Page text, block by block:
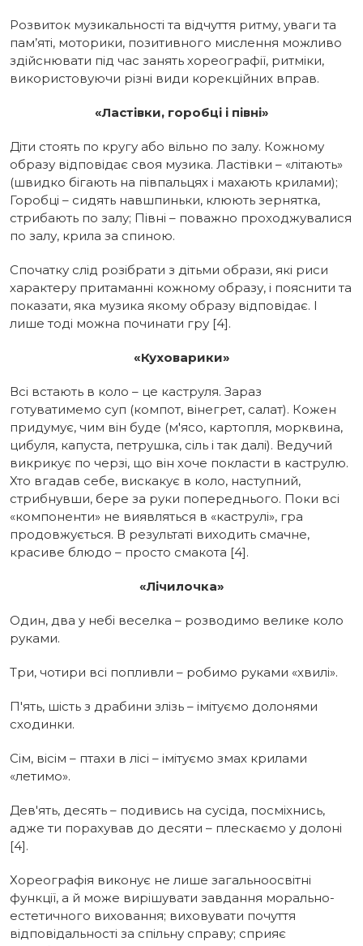
Розвиток музикальності та відчуття ритму, уваги та
пам’яті, моторики, позитивного мислення можливо
здійснювати під час занять хореографії, ритміки,
використовуючи різні види корекційних вправ.
«Ластівки, горобці і півні»
Діти стоять по кругу або вільно по залу. Кожному
образу відповідає своя музика. Ластівки – «літають»
(швидко бігають на півпальцях і махають крилами);
Горобці – сидять навшпиньки, клюють зернятка,
стрибають по залу; Півні – поважно проходжувалися
по залу, крила за спиною.
Спочатку слід розібрати з дітьми образи, які риси
характеру притаманні кожному образу, і пояснити та
показати, яка музика якому образу відповідає. І
лише тоді можна починати гру [4].
«Куховарики»
Всі встають в коло – це каструля. Зараз
готуватимемо суп (компот, вінегрет, салат). Кожен
придумує, чим він буде (м'ясо, картопля, морквина,
цибуля, капуста, петрушка, сіль і так далі). Ведучий
викрикує по черзі, що він хоче покласти в каструлю.
Хто вгадав себе, вискакує в коло, наступний,
стрибнувши, бере за руки попереднього. Поки всі
«компоненти» не виявляться в «каструлі», гра
продовжується. В результаті виходить смачне,
красиве блюдо – просто смакота [4].
«Лічилочка»
Один, два у небі веселка – розводимо велике коло
руками.
Три, чотири всі попливли – робимо руками «хвилі».
П'ять, шість з драбини злізь – імітуємо долонями
сходинки.
Сім, вісім – птахи в лісі – імітуємо змах крилами
«летимо».
Дев'ять, десять – подивись на сусіда, посміхнись,
адже ти порахував до десяти – плескаємо у долоні
[4].
Хореографія виконує не лише загальноосвітні
функції, а й може вирішувати завдання морально-
естетичного виховання; виховувати почуття
відповідальності за спільну справу; сприяє